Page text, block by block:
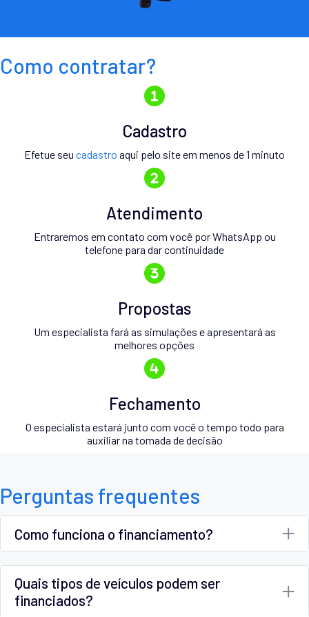
Como contratar?
Cadastro
Efetue seu cadastro aqui pelo site em menos de 1 minuto
Atendimento
Entraremos em contato com você por WhatsApp ou
telefone para dar continuidade
Propostas
Um especialista fará as simulações e apresentará as
melhores opções
Fechamento
O especialista estará junto com você o tempo todo para
auxiliar na tomada de decisão
Perguntas frequentes
Como funciona o financiamento?
Quais tipos de veículos podem ser
financiados?